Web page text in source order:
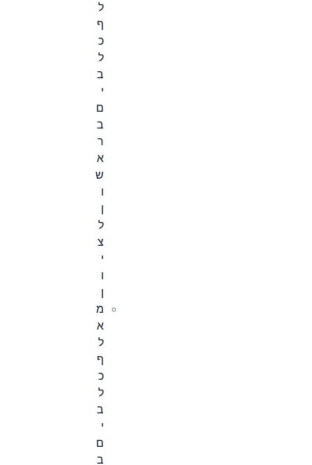
ל
ף
כ
ל
ב
י
ם
ב
ר
א
ש
ו
ן
ל
צ
י
ו
ן
מ
א
ל
ף
כ
ל
ב
י
ם
ב